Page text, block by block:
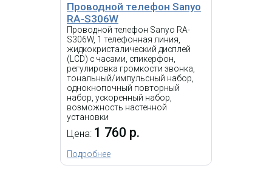
Проводной телефон Sanyo
RA-S306W
Проводной телефон Sanyo RA-
S306W, 1 телефонная линия,
жидкокристалический дисплей
(LCD) с часами, спикерфон,
регулировка громкости звонка,
тональный/импульсный набор,
однокнопочный повторный
набор, ускоренный набор,
возможность настенной
установки
Цена: 1 760 р.
Подробнее